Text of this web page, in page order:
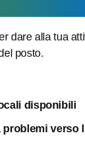
dare alla tua
posto.
disponibili
problemi verso